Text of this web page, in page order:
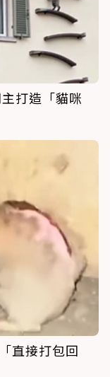
打造「貓咪
直接打包回